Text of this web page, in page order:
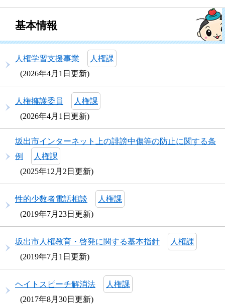
基本情報
人権学習支援事業
人権課
2026年4月1日更新
人権擁護委員
人権課
2026年4月1日更新
坂出市インターネット上の誹謗中傷等の防止に関する条
例
人権課
2025年12月2日更新
性的少数者電話相談
人権課
2019年7月23日更新
坂出市人権教育・啓発に関する基本指針
人権課
2019年7月1日更新
ヘイトスピーチ解消法
人権課
2017年8月30日更新